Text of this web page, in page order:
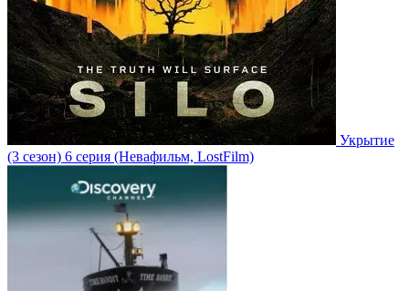
Укрытие
(3 сезон) 6 серия (Невафильм, LostFilm)